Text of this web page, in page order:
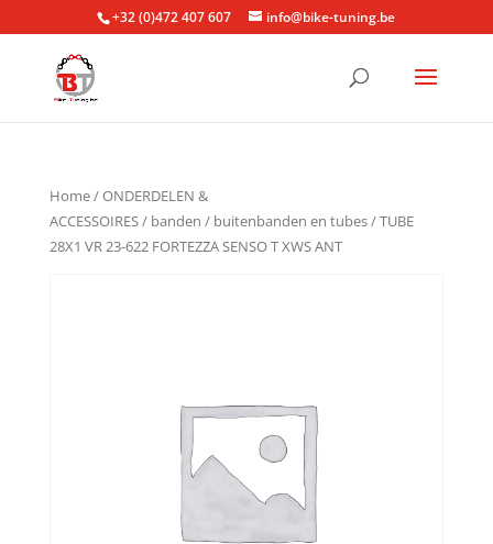
+32 (0)472 407 607 info@bike-tuning.be
Home/ONDERDELEN &
ACCESSOIRES/ banden / buitenbanden en tubes/ TUBE
28X1 VR 23-622 FORTEZZA SENSO T XWS ANT